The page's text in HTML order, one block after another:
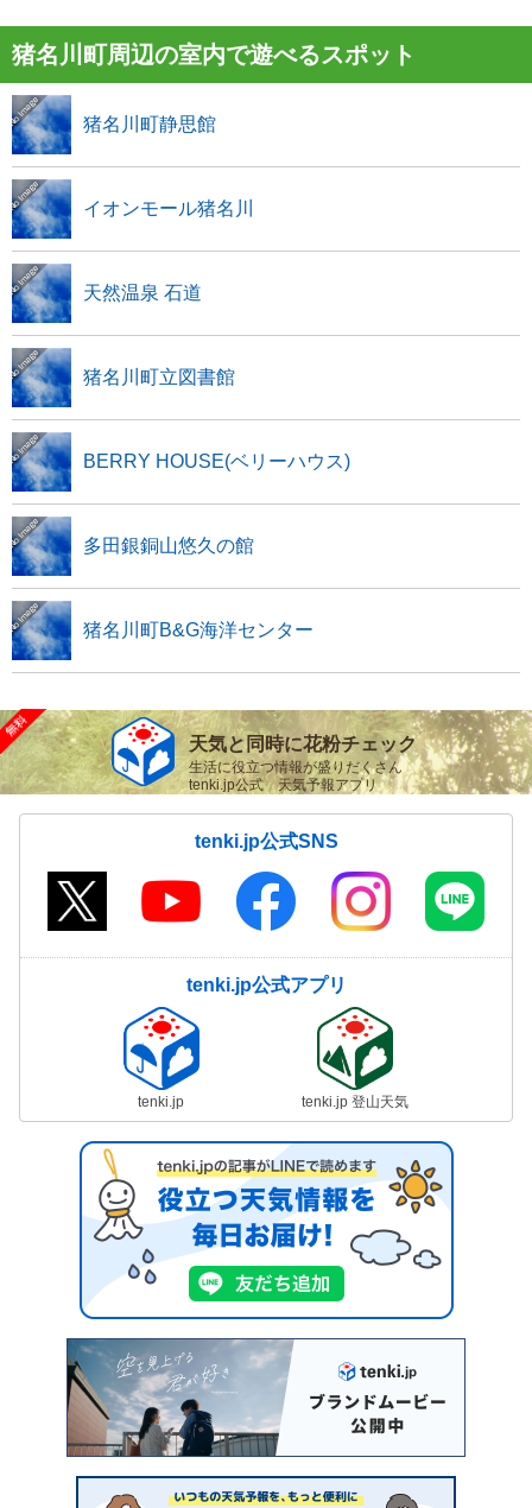
猪名川町周辺の室内で遊べるスポット
猪名川町静思館
イオンモール猪名川
天然温泉 石道
猪名川町立図書館
BERRY HOUSE(ベリーハウス)
多田銀銅山悠久の館
猪名川町B&G海洋センター
天気と同時に花粉チェック
生活に役立つ情報が盛りだくさん
tenki.jp公式 天気予報アプリ
tenki.jp公式SNS
tenki.jp公式アプリ
tenki.jp tenki.jp 登山天気